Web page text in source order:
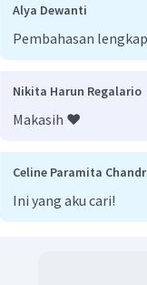
Alya Dewanti
Pembahasan
Nikita Harun Regalario
Makasih ❤️
Celine Paramita
Ini yang aku cari!